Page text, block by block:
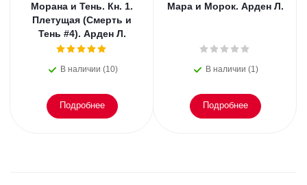
Морана и Тень. Кн. 1.
Плетущая (Смерть и
Тень #4). Арден Л.
В наличии (10)
Подробнее
Мара и Морок. Арден Л.
В наличии (1)
Подробнее